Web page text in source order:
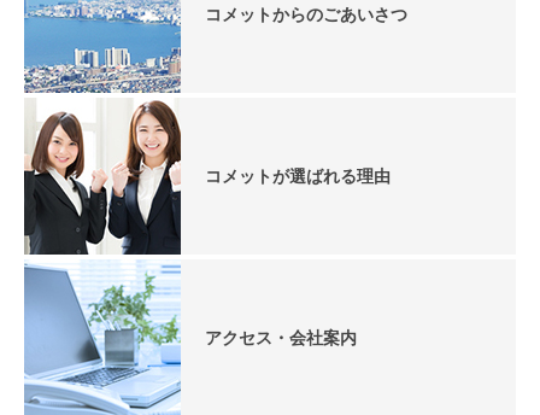
コメットからのごあいさつ
コメットが選ばれる理由
アクセス・会社案内